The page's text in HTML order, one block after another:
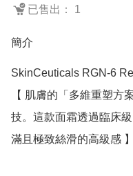
已售出： 1
簡介
SkinCeuticals RGN-6
【 肌膚的「多維重塑方
技。這款面霜透過臨床
滿且極致絲滑的高級感 】